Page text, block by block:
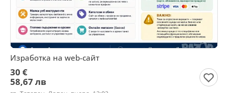
Изработка на web-сайт
30 €
58,67 лв